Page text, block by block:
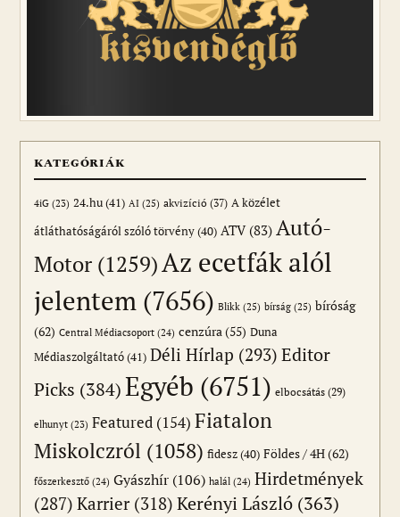
KATEGÓRIÁK
4iG (23) 24.hu(41) AI (25) akvizíció (37) A közélet
átláthatóságáról szóló törvény(40) ATV(83) Autó-
Motor (1259)Az ecetfák alól
jelentem (7656) Blikk (25) bírság (25) bíróság
(62) Central Médiacsoport (24) cenzúra(55) Duna
Médiaszolgáltató(41) Déli Hírlap (293) Editor
Picks (384)Egyéb (6751) elbocsátás (29)
elhunyt (23) Featured (154) Fiatalon
Miskolczról (1058) fidesz(40) Földes / 4H(62)
főszerkesztő (24) Gyászhír (106) halál (24) Hirdetmények
(287) Karrier(318) Kerényi László (363)